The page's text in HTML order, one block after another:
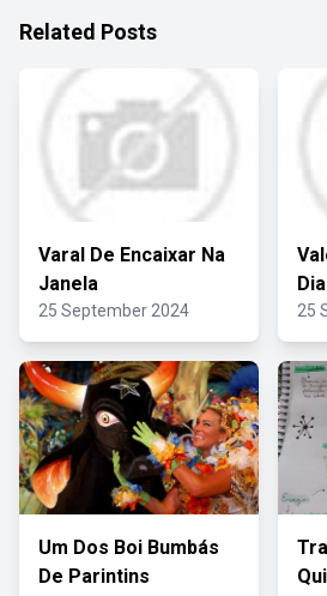
Related Posts
Varal De Encaixar Na
Janela
25 September 2024 25
Um Dos Boi Bumbás
De Parintins